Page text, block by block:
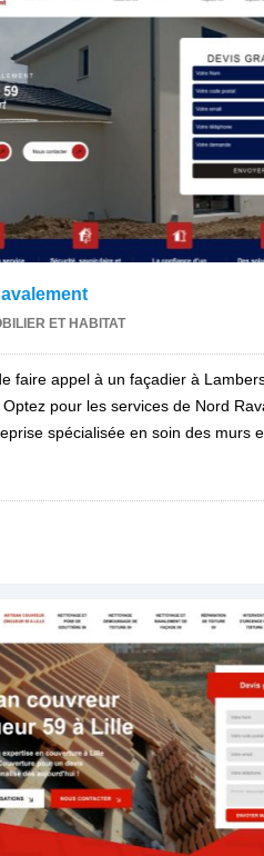
ET HABITAT
faire appel à un façadier à
pour les services de Nord
spécialisée en soin des murs